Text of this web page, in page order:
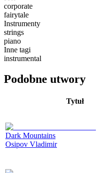
corporate
fairytale
Instrumenty
strings
piano
Inne tagi
instrumental
Podobne utwory
Tytuł
Dark Mountains
Osipov Vladimir